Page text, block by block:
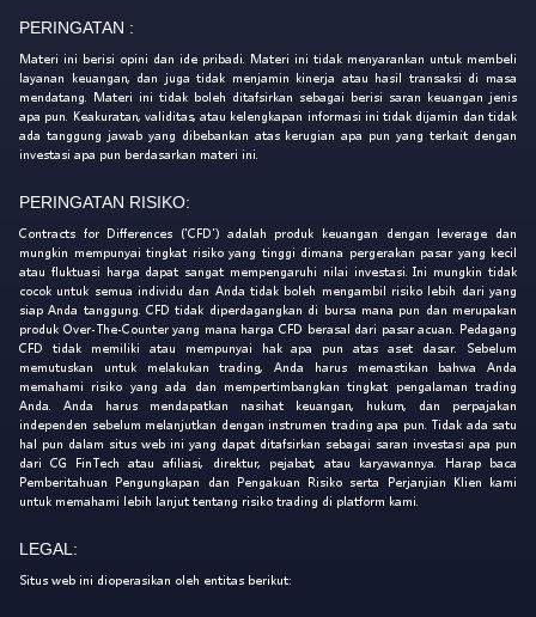
PERINGATAN :
Materi ini berisi opini dan ide pribadi. Materi ini tidak menyarankan untuk membeli
layanan keuangan, dan juga tidak menjamin kinerja atau hasil transaksi di masa
mendatang. Materi ini tidak boleh ditafsirkan sebagai berisi saran keuangan jenis
apa pun. Keakuratan, validitas, atau kelengkapan informasi ini tidak dijamin dan tidak
ada tanggung jawab yang dibebankan atas kerugian apa pun yang terkait dengan
investasi apa pun berdasarkan materi ini.
PERINGATAN RISIKO:
Contracts for Differences ('CFD') adalah produk keuangan dengan leverage dan
mungkin mempunyai tingkat risiko yang tinggi dimana pergerakan pasar yang kecil
atau fluktuasi harga dapat sangat mempengaruhi nilai investasi. Ini mungkin tidak
cocok untuk semua individu dan Anda tidak boleh mengambil risiko lebih dari yang
siap Anda tanggung. CFD tidak diperdagangkan di bursa mana pun dan merupakan
produk Over-The-Counter yang mana harga CFD berasal dari pasar acuan. Pedagang
CFD tidak memiliki atau mempunyai hak apa pun atas aset dasar. Sebelum
memutuskan untuk melakukan trading, Anda harus memastikan bahwa Anda
memahami risiko yang ada dan mempertimbangkan tingkat pengalaman trading
Anda. Anda harus mendapatkan nasihat keuangan, hukum, dan perpajakan
independen sebelum melanjutkan dengan instrumen trading apa pun. Tidak ada satu
hal pun dalam situs web ini yang dapat ditafsirkan sebagai saran investasi apa pun
dari CG FinTech atau afiliasi, direktur, pejabat, atau karyawannya. Harap baca
Pemberitahuan Pengungkapan dan Pengakuan Risiko serta Perjanjian Klien kami
untuk memahami lebih lanjut tentang risiko trading di platform kami.
LEGAL:
Situs web ini dioperasikan oleh entitas berikut: